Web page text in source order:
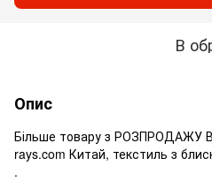
В
Опис
Більше товару з РОЗПРОДАЖУ
rays.com Китай, текстиль з
.